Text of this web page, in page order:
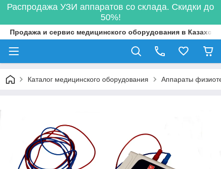
Распродажа УЗИ аппаратов со склада. Скидки до
50%!
Продажа и сервис медицинского оборудования в
Каталог медицинского оборудования Аппараты